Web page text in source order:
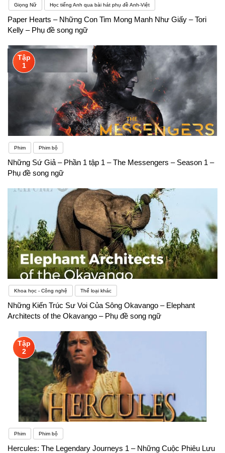
Giọng Nữ Học tiếng Anh qua bài hát phụ đề Anh-Việt
Paper Hearts – Những Con Tim Mong Manh Như Giấy – Tori
Kelly – Phụ đề song ngữ
Tập
1
Phim Phim bộ
Những Sứ Giả – Phần 1 tập 1 – The Messengers – Season 1 –
Phụ đề song ngữ
Khoa học - Công nghệ Thể loại khác
Những Kiến Trúc Sư Voi Của Sông Okavango – Elephant
Architects of the Okavango – Phụ đề song ngữ
Tập
2
Phim Phim bộ
Hercules: The Legendary Journeys 1 – Những Cuộc Phiêu Lưu